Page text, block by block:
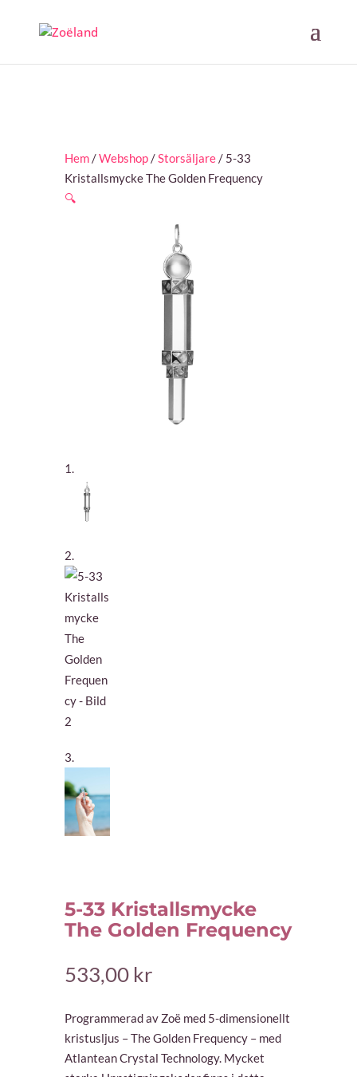
Hem/Webshop/Storsäljare/ 5-33
Kristallsmycke The Golden Frequency
🔍
5-33 Kristallsmycke
The Golden Frequency
533,00 kr
Programmerad av Zoë med 5-dimensionellt
kristusljus – The Golden Frequency – med
Atlantean Crystal Technology. Mycket